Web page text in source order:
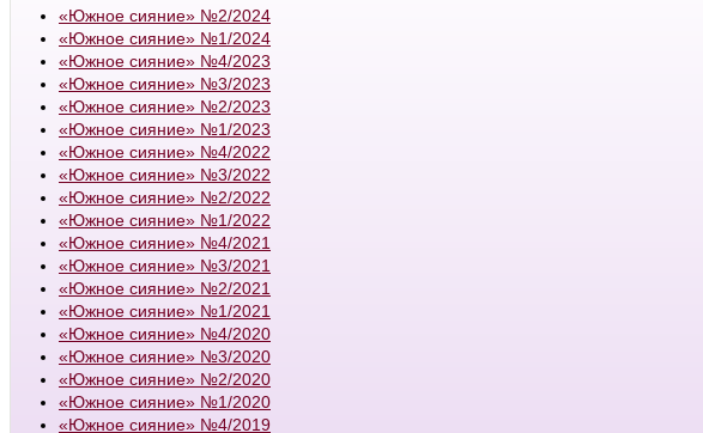
«Южное сияние» №2/2024
«Южное сияние» №1/2024
«Южное сияние» №4/2023
«Южное сияние» №3/2023
«Южное сияние» №2/2023
«Южное сияние» №1/2023
«Южное сияние» №4/2022
«Южное сияние» №3/2022
«Южное сияние» №2/2022
«Южное сияние» №1/2022
«Южное сияние» №4/2021
«Южное сияние» №3/2021
«Южное сияние» №2/2021
«Южное сияние» №1/2021
«Южное сияние» №4/2020
«Южное сияние» №3/2020
«Южное сияние» №2/2020
«Южное сияние» №1/2020
«Южное сияние» №4/2019